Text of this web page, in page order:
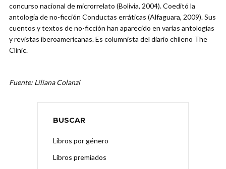
concurso nacional de microrrelato (Bolivia, 2004). Coeditó la
antología de no-ficción Conductas erráticas (Alfaguara, 2009). Sus
cuentos y textos de no-ficción han aparecido en varias antologías
y revistas iberoamericanas. Es columnista del diario chileno The
Clinic.
Fuente: Liliana Colanzi
BUSCAR
Libros por género
Libros premiados